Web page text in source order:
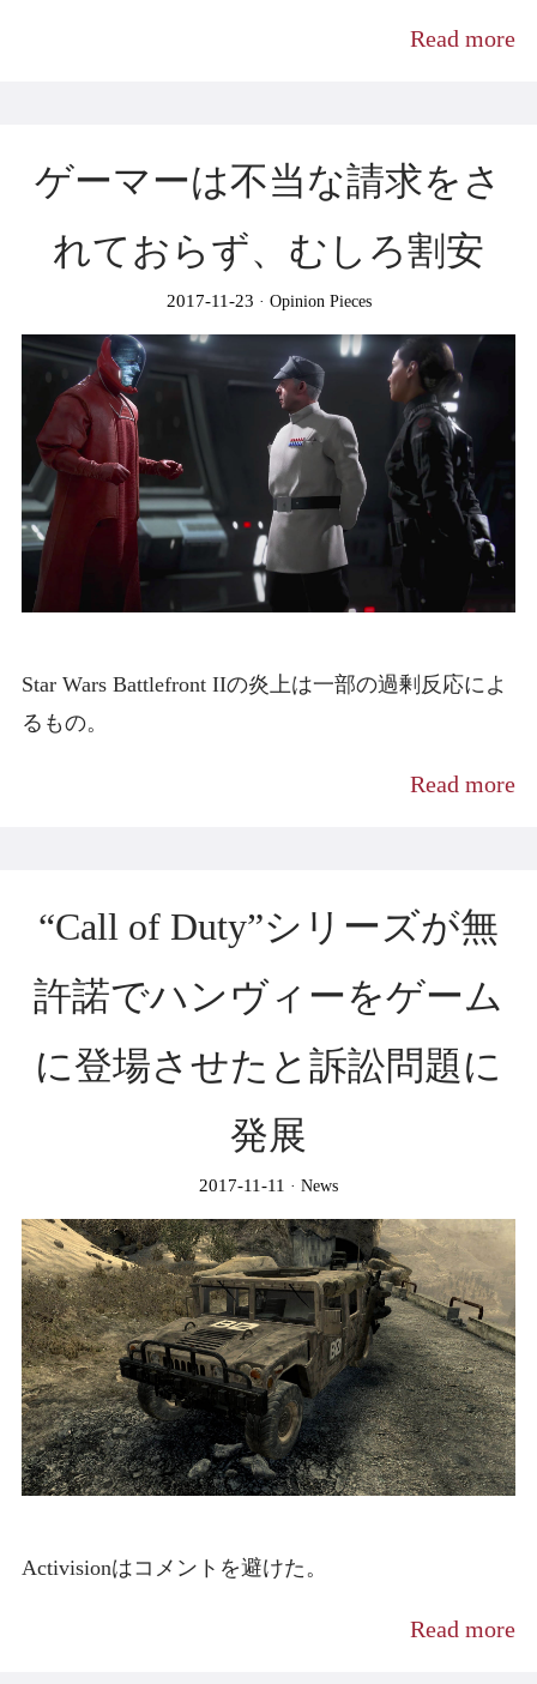
Read more
ゲーマーは不当な請求をさ
れておらず、むしろ割安
2017-11-23 Opinion Pieces
Star Wars Battlefront IIの炎上は一部の過剰反応によ
るもの。
Read more
“Call of Duty”シリーズが無
許諾でハンヴィーをゲーム
に登場させたと訴訟問題に
発展
2017-11-11 News
Activisionはコメントを避けた。
Read more